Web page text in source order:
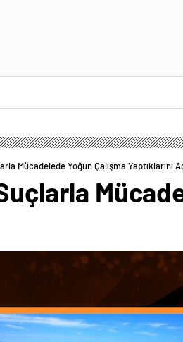
Mücadelede Yoğun Çalışma Yaptıklarını